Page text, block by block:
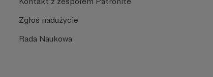
Zgłoś nadużycie
Rada Naukowa